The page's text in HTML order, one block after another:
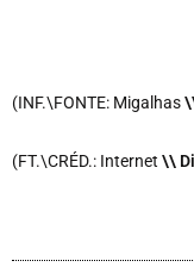
(INF.\FONTE: Migalhas\
(FT.\CRÉD.: Internet \\